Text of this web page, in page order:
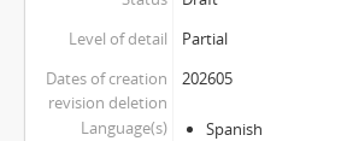
Level of detail
Partial
Dates of creation
revision deletion
202605
Language(s) Spanish